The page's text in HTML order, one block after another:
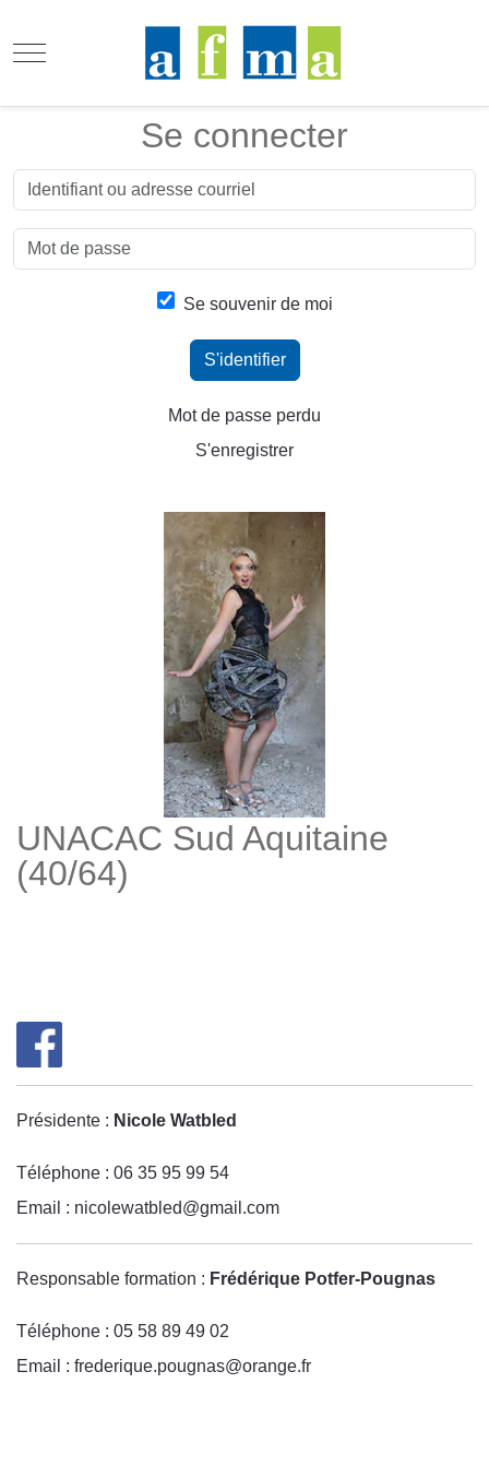
Mobile Menu Toggle
Se connecter
Se souvenir de moi
S'identifier
Mot de passe perdu
S'enregistrer
UNACAC Sud Aquitaine
(40/64)
Présidente : Nicole Watbled
Téléphone : 06 35 95 99 54
Email : nicolewatbled@gmail.com
Responsable formation : Frédérique Potfer-Pougnas
Téléphone : 05 58 89 49 02
Email : frederique.pougnas@orange.fr